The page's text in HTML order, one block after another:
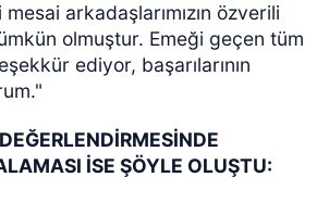
arkadaşlarımızın özverili
olmuştur. Emeği geçen tüm
ediyor, başarılarının
İSE ŞÖYLE OLUŞTU: